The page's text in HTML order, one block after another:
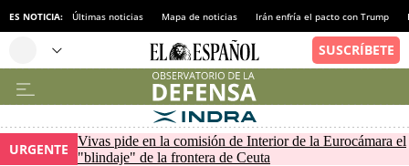
ES NOTICIA: Últimas noticias Mapa de noticias Irán enfría el pacto con Trump
URGENTE
Vivas pide en la comisión de Interior de la Eurocámara el
"blindaje" de la frontera de Ceuta